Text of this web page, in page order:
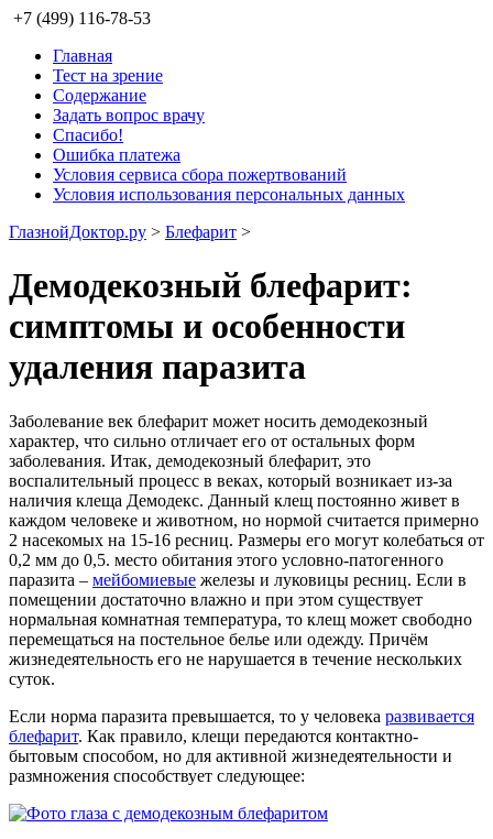
+7 (499) 116-78-53
Главная
Тест на зрение
Содержание
Задать вопрос врачу
Спасибо!
Ошибка платежа
Условия сервиса сбора пожертвований
Условия использования персональных данных
ГлазнойДоктор.ру > Блефарит >
Демодекозный блефарит:
симптомы и особенности
удаления паразита
Заболевание век блефарит может носить демодекозный
характер, что сильно отличает его от остальных форм
заболевания. Итак, демодекозный блефарит, это
воспалительный процесс в веках, который возникает из-за
наличия клеща Демодекс. Данный клещ постоянно живет в
каждом человеке и животном, но нормой считается примерно
2 насекомых на 15-16 ресниц. Размеры его могут колебаться от
0,2 мм до 0,5. место обитания этого условно-патогенного
паразита – мейбомиевые железы и луковицы ресниц. Если в
помещении достаточно влажно и при этом существует
нормальная комнатная температура, то клещ может свободно
перемещаться на постельное белье или одежду. Причём
жизнедеятельность его не нарушается в течение нескольких
суток.
Если норма паразита превышается, то у человека развивается
блефарит. Как правило, клещи передаются контактно-
бытовым способом, но для активной жизнедеятельности и
размножения способствует следующее: